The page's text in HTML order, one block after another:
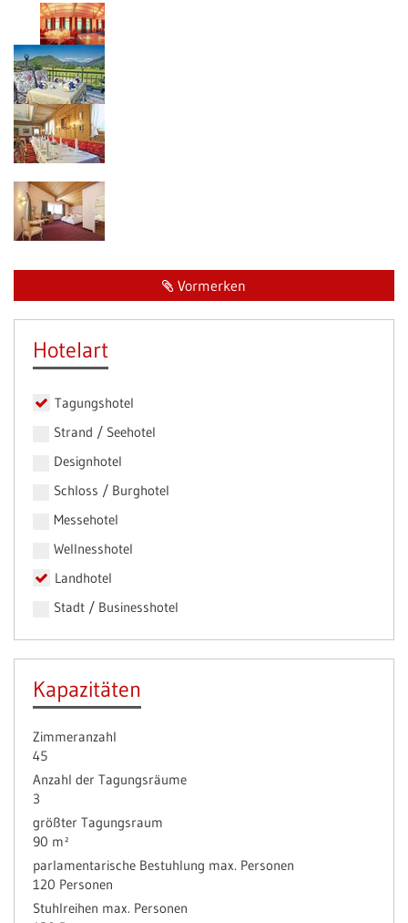
Vormerken
Hotelart
Tagungshotel
Strand / Seehotel
Designhotel
Schloss / Burghotel
Messehotel
Wellnesshotel
Landhotel
Stadt / Businesshotel
Kapazitäten
Zimmeranzahl
45
Anzahl der Tagungsräume
3
größter Tagungsraum
90 m²
parlamentarische Bestuhlung max. Personen
120 Personen
Stuhlreihen max. Personen